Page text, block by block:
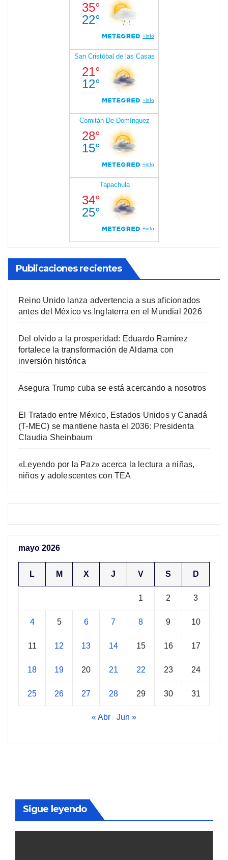
Publicaciones recientes
Reino Unido lanza advertencia a sus aficionados
antes del México vs Inglaterra en el Mundial 2026
Del olvido a la prosperidad: Eduardo Ramírez
fortalece la transformación de Aldama con
inversión histórica
Asegura Trump cuba se está acercando a nosotros
El Tratado entre México, Estados Unidos y Canadá
(T-MEC) se mantiene hasta el 2036: Presidenta
Claudia Sheinbaum
«Leyendo por la Paz» acerca la lectura a niñas,
niños y adolescentes con TEA
mayo 2026
L M X J V S D
1 2 3
4 5 6 7 8 9 10
11 12 13 14 15 16 17
18 19 20 21 22 23 24
25 26 27 28 29 30 31
« Abr Jun »
Sigue leyendo